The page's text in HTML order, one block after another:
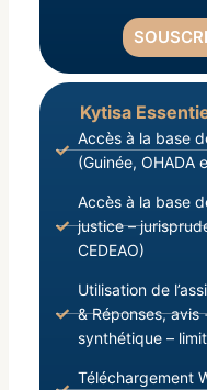
Kytisa
Accès à la base
(Guinée, OHADA
Accès à la base
justice –
CEDEAO)
Utilisation de
& Réponses,
synthétique –
Téléchargement